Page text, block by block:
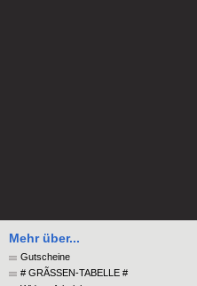
Mehr über...
Gutscheine
# GRÃSSEN-TABELLE #